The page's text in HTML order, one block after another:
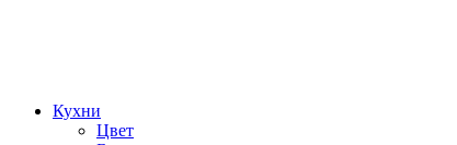
Кухни
Цвет